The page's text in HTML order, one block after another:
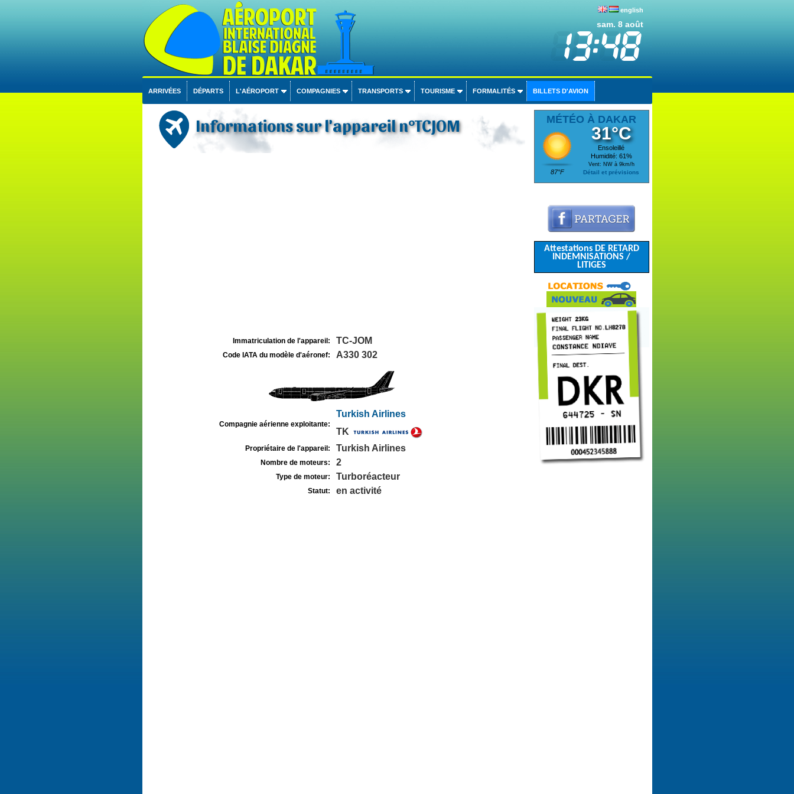
english
sam. 8 août
ARRIVÉES DÉPARTS L'AÉROPORT COMPAGNIES TRANSPORTS TOURISME FORMALITÉS BILLETS D'AVION
Informations sur l'appareil n°TCJOM
Immatriculation de l'appareil: TC-JOM
Code IATA du modèle d'aéronef: A330 302
Compagnie aérienne exploitante:
Turkish Airlines
TK
Propriétaire de l'appareil: Turkish Airlines
Nombre de moteurs: 2
Type de moteur: Turboréacteur
Statut: en activité
MÉTÉO À DAKAR
87°F
31°C
Ensoleillé
Humidité: 61%
Vent: NW à 9km/h
Détail et prévisions
Attestations DE RETARD
INDEMNISATIONS /
LITIGES